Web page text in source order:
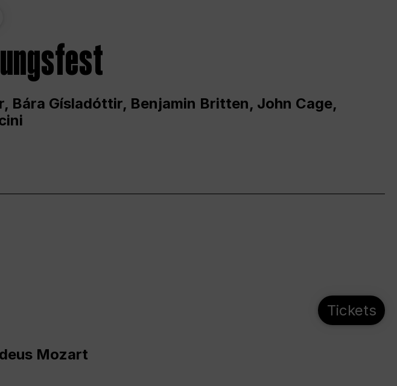
Bára Gísladóttir, Benjamin Britten, John Cage,
Mozart
Tickets